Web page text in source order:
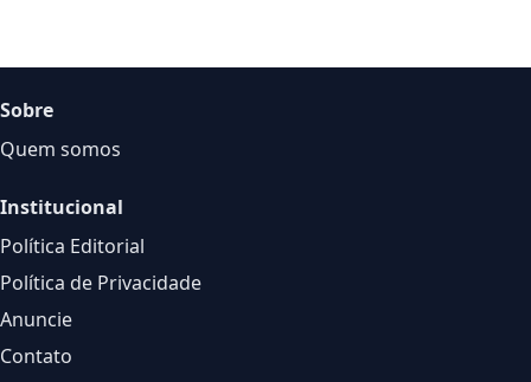
Sobre
Quem somos
Institucional
Política Editorial
Política de Privacidade
Anuncie
Contato